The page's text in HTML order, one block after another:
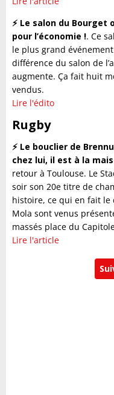
⚡️ Le salon du
pour l’économie !. Ce
le plus grand
différence du salon de
augmente. Ça fait huit
vendus.
Lire l'édito
Rugby
⚡️ Le bouclier de
chez lui, il est à la
retour à Toulouse. Le
soir son 20e titre de
histoire, ce qui en fait le
Mola sont venus
massés place du
Lire l'article